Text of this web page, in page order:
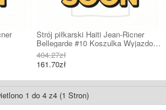
Strój piłkarski Haiti Jean-Ricner
Bellegarde #10 Koszulka Wyjazdowej
dziecięce MŚ 2026 Krótki Rękaw (+
Krótkie spodenki)
404.27zł
161.70zł
1 do 4 z4 (1 Stron)